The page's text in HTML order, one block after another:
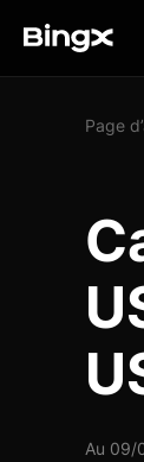
Page
Au 09/